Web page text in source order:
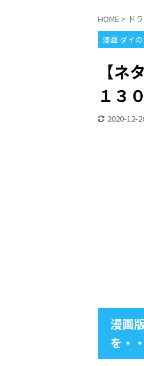
HOME > ド
漫画 ダイ
【
１３
2020-12-
漫画
を・